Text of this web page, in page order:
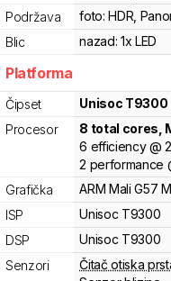
Podržava
foto: HDR,
Blic
nazad: 1x LED
Platforma
Čipset Unisoc T9300
Procesor
8 total cores ,
6 efficiency @ 2
2 performance
Grafička
ARM Mali G57
ISP
Unisoc T9300
DSP
Unisoc T9300
Senzori
Čitač otiska